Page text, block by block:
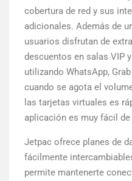
cobertura de red y sus
adicionales. Además de
usuarios disfrutan de
descuentos en salas VIP
utilizando WhatsApp,
cuando se agota el
las tarjetas virtuales es
aplicación es muy fácil de
Jetpac ofrece planes de
fácilmente
permite mantenerte